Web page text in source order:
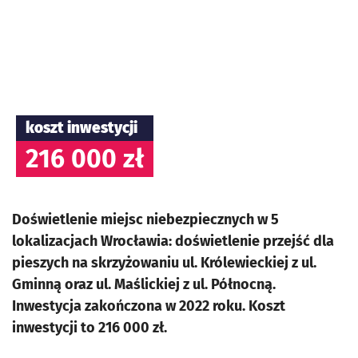
koszt inwestycji
216 000 zł
Doświetlenie miejsc niebezpiecznych w 5
lokalizacjach Wrocławia: doświetlenie przejść dla
pieszych na skrzyżowaniu ul. Królewieckiej z ul.
Gminną oraz ul. Maślickiej z ul. Północną.
Inwestycja zakończona w 2022 roku. Koszt
inwestycji to 216 000 zł.